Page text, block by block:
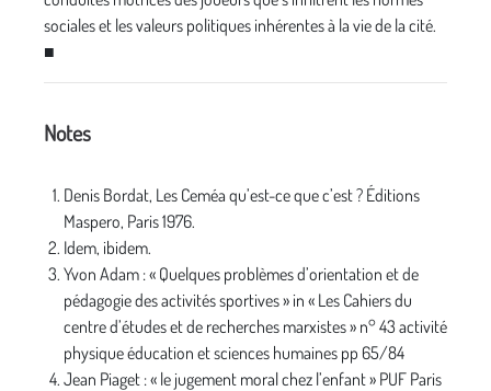
sociales et les valeurs politiques inhérentes à la vie de la cité.
■
Notes
Denis Bordat, Les Ceméa qu’est-ce que c’est ? Éditions
Maspero, Paris 1976.
Idem, ibidem.
Yvon Adam : « Quelques problèmes d’orientation et de
pédagogie des activités sportives » in « Les Cahiers du
centre d’études et de recherches marxistes » n° 43 activité
physique éducation et sciences humaines pp 65/84
Jean Piaget : « le jugement moral chez l’enfant » PUF Paris